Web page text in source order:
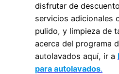
disfrutar de
servicios adicionales
pulido, y limpieza de
acerca del programa
autolavados aquí, ir a
para autolavados.